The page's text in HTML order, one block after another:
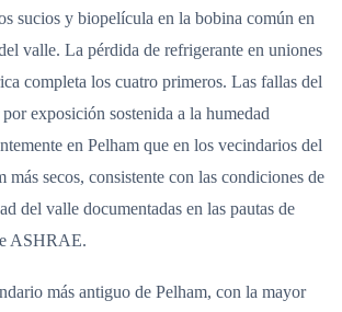
sucios y biopelícula en la bobina común en
valle. La pérdida de refrigerante en uniones
completa los cuatro primeros. Las fallas del
exposición sostenida a la humedad
en Pelham que en los vecindarios del
secos, consistente con las condiciones de
del valle documentadas en las pautas de
ASHRAE.
más antiguo de Pelham, con la mayor